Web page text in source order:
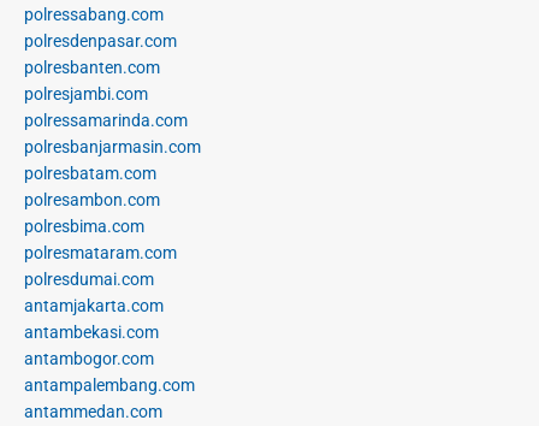
polressabang.com
polresdenpasar.com
polresbanten.com
polresjambi.com
polressamarinda.com
polresbanjarmasin.com
polresbatam.com
polresambon.com
polresbima.com
polresmataram.com
polresdumai.com
antamjakarta.com
antambekasi.com
antambogor.com
antampalembang.com
antammedan.com